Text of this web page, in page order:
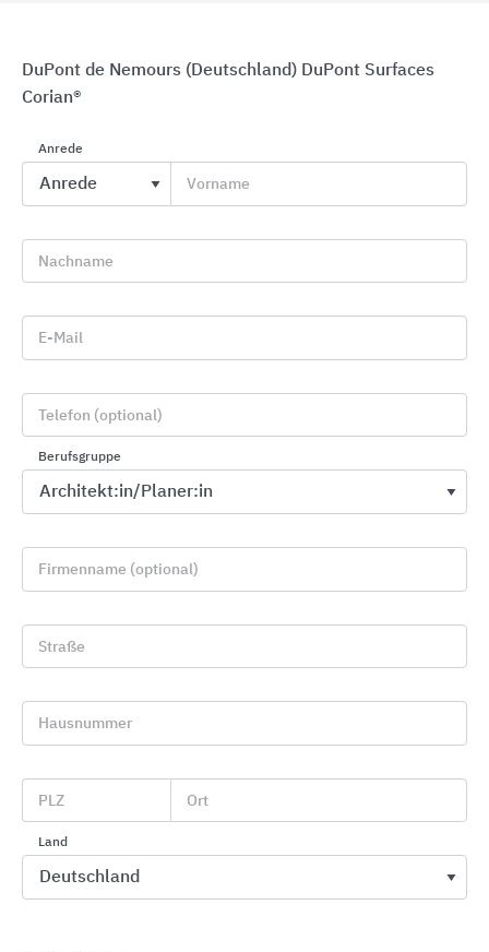
Industrieentwässerung: Bodeneinläufe + Rinnen
für den Erdeinbau
ACO
DuPont de Nemours (Deutschland) DuPont Surfaces
Corian®
Anrede
Vorname
Nachname
E-Mail
Telefon (optional)
Berufsgruppe
Firmenname (optional)
Straße
Hausnummer
PLZ Ort
Land